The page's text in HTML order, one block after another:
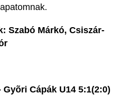
Szabó Márkó, Csiszár-
Cápák U14 5:1(2:0)